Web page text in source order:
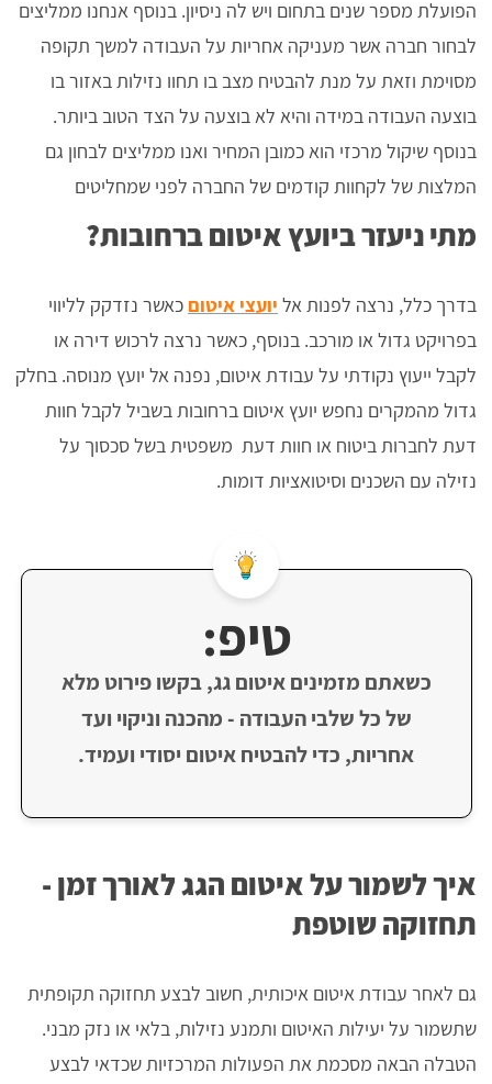
הפועלת מספר שנים בתחום ויש לה ניסיון. בנוסף אנחנו ממליצים
לבחור חברה אשר מעניקה אחריות על העבודה למשך תקופה
מסוימת וזאת על מנת להבטיח מצב בו תחוו נזילות באזור בו
בוצעה העבודה במידה והיא לא בוצעה על הצד הטוב ביותר.
בנוסף שיקול מרכזי הוא כמובן המחיר ואנו ממליצים לבחון גם
המלצות של לקחוות קודמים של החברה לפני שמחליטים
מתי ניעזר ביועץ איטום ברחובות?
בדרך כלל, נרצה לפנות אל יועצי איטום כאשר נזדקק לליווי
בפרויקט גדול או מורכב. בנוסף, כאשר נרצה לרכוש דירה או
לקבל ייעוץ נקודתי על עבודת איטום, נפנה אל יועץ מנוסה. בחלק
גדול מהמקרים נחפש יועץ איטום ברחובות בשביל לקבל חוות
דעת לחברות ביטוח או חוות דעת משפטית בשל סכסוך על
נזילה עם השכנים וסיטואציות דומות.
טיפ:
כשאתם מזמינים איטום גג, בקשו פירוט מלא
של כל שלבי העבודה - מהכנה וניקוי ועד
אחריות, כדי להבטיח איטום יסודי ועמיד.
איך לשמור על איטום הגג לאורך זמן -
תחזוקה שוטפת
גם לאחר עבודת איטום איכותית, חשוב לבצע תחזוקה תקופתית
שתשמור על יעילות האיטום ותמנע נזילות, בלאי או נזק מבני.
הטבלה הבאה מסכמת את הפעולות המרכזיות שכדאי לבצע